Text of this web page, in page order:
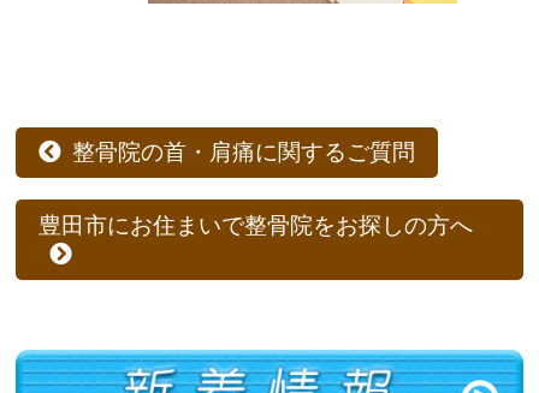
整骨院の首・肩痛に関するご質問
豊田市にお住まいで整骨院をお探しの方へ